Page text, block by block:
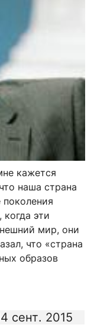
кажется
наша страна
эти
мир, они
что «страна
образов
сент. 2015